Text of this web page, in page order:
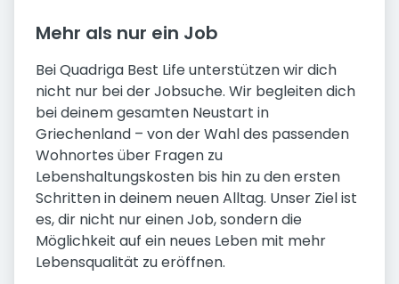
Mehr als nur ein Job
Bei Quadriga Best Life unterstützen wir dich
nicht nur bei der Jobsuche. Wir begleiten dich
bei deinem gesamten Neustart in
Griechenland – von der Wahl des passenden
Wohnortes über Fragen zu
Lebenshaltungskosten bis hin zu den ersten
Schritten in deinem neuen Alltag. Unser Ziel ist
es, dir nicht nur einen Job, sondern die
Möglichkeit auf ein neues Leben mit mehr
Lebensqualität zu eröffnen.